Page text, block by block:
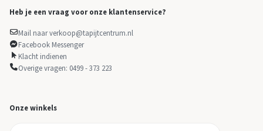
Heb je een vraag voor onze klantenservice?
Mail naar verkoop@tapijtcentrum.nl
Facebook Messenger
Klacht indienen
Overige vragen: 0499 - 373 223
Onze winkels